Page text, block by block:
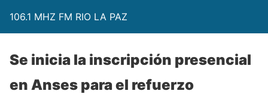
106.1 MHZ FM RIO LA PAZ
Se inicia la inscripción presencial
en Anses para el refuerzo